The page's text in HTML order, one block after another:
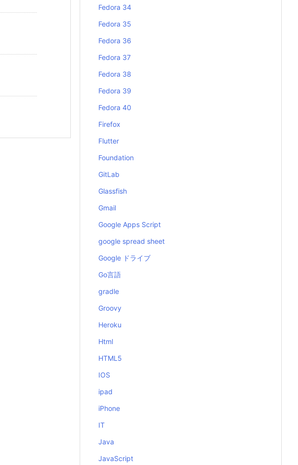
Fedora 34
Fedora 35
Fedora 36
Fedora 37
Fedora 38
Fedora 39
Fedora 40
Firefox
Flutter
Foundation
GitLab
Glassfish
Gmail
Google Apps Script
google spread sheet
Google ドライブ
Go言語
gradle
Groovy
Heroku
Html
HTML5
IOS
ipad
iPhone
IT
Java
JavaScript